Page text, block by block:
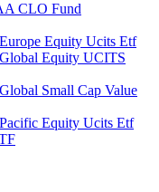
CLO Fund
Equity Ucits Etf
Equity UCITS
Small Cap Value
Equity Ucits Etf